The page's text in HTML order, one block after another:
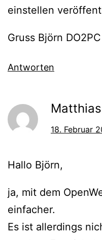
einstellen
Gruss Björn DO2PC
Antworten
18. Februar
Hallo Björn,
ja, mit dem
einfacher.
Es ist allerdings